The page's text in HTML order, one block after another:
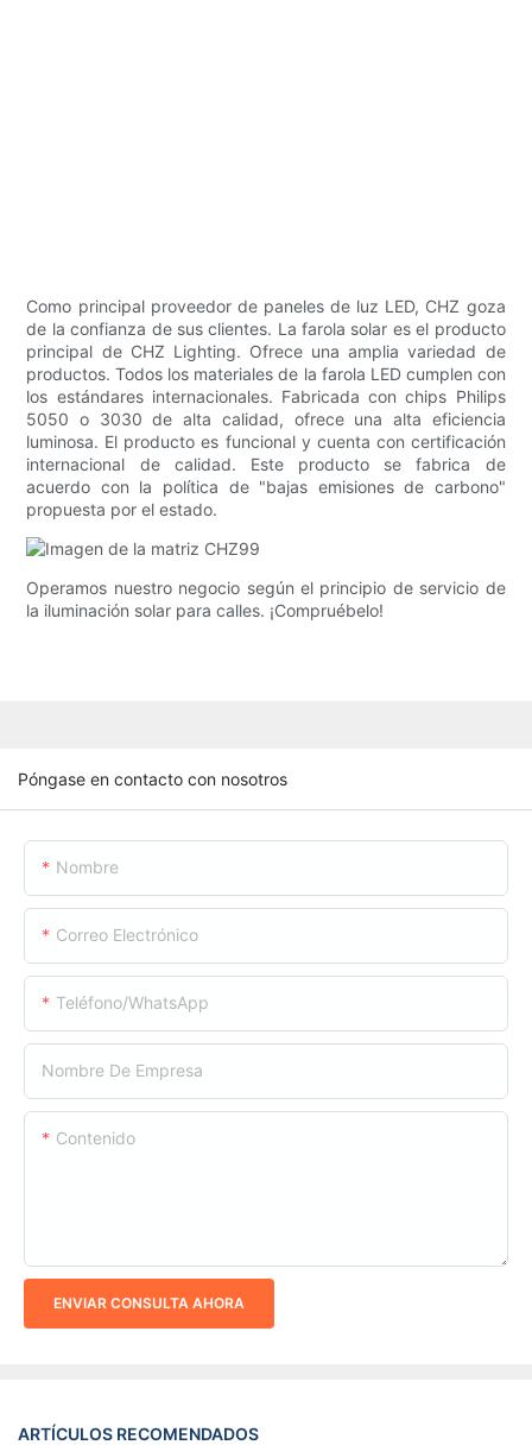
Como principal proveedor de paneles de luz LED, CHZ goza
de la confianza de sus clientes. La farola solar es el producto
principal de CHZ Lighting. Ofrece una amplia variedad de
productos. Todos los materiales de la farola LED cumplen con
los estándares internacionales. Fabricada con chips Philips
5050 o 3030 de alta calidad, ofrece una alta eficiencia
luminosa. El producto es funcional y cuenta con certificación
internacional de calidad. Este producto se fabrica de
acuerdo con la política de "bajas emisiones de carbono"
propuesta por el estado.
Operamos nuestro negocio según el principio de servicio de
la iluminación solar para calles. ¡Compruébelo!
Póngase en contacto con nosotros
Nombre
Correo Electrónico
Teléfono/WhatsApp
Nombre De Empresa
Contenido
ENVIAR CONSULTA AHORA
ARTÍCULOS RECOMENDADOS